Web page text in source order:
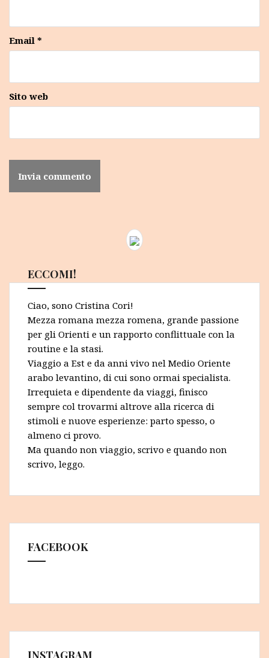
Email *
Sito web
ECCOMI!
Ciao, sono Cristina Cori!
Mezza romana mezza romena, grande passione
per gli Orienti e un rapporto conflittuale con la
routine e la stasi.
Viaggio a Est e da anni vivo nel Medio Oriente
arabo levantino, di cui sono ormai specialista.
Irrequieta e dipendente da viaggi, finisco
sempre col trovarmi altrove alla ricerca di
stimoli e nuove esperienze: parto spesso, o
almeno ci provo.
Ma quando non viaggio, scrivo e quando non
scrivo, leggo.
FACEBOOK
INSTAGRAM